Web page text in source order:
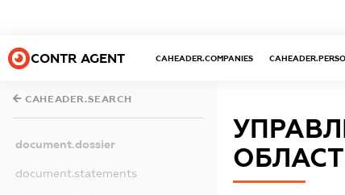
CONTR AGENT CAHEADER.COMPANIES
CAHEADER.SEARCH
document.dossier
document.statements